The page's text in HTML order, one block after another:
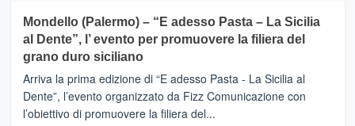
e
messaggi
di
CASTIGLIONE
DI
SICILIA
(Ct)
–
Il
Borgo
Mondello (Palermo) – “E adesso Pasta – La Sicilia
al Dente”, l’ evento per promuovere la filiera del
grano duro siciliano
Arriva la prima edizione di “E adesso Pasta - La Sicilia al
Dente”, l’evento organizzato da Fizz Comunicazione con
l’obiettivo di promuovere la filiera del...